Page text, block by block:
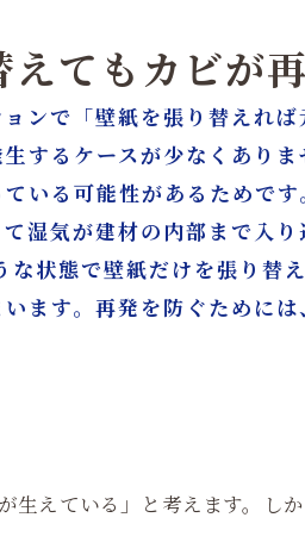
めの壁内部の処理方法
ームで重要な原状回復と再発防
ォームをワンストップで行うメ
に専門業者へ相談すべきケース
策はカビバスターズ大阪／カビ
てもカビが
ンで「壁紙を張り替えれ
するケースが少なくあり
いる可能性があるためで
湿気が建材の内部まで入
状態で壁紙だけを張り替
ます。再発を防ぐために
えている」と考えます。し